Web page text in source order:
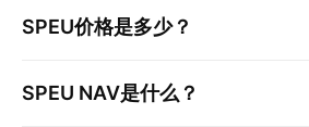
SPEU价格是多少？
SPEU NAV是什么？